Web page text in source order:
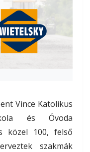
Vince Katolikus
és Óvoda
közel 100, felső
szakmák